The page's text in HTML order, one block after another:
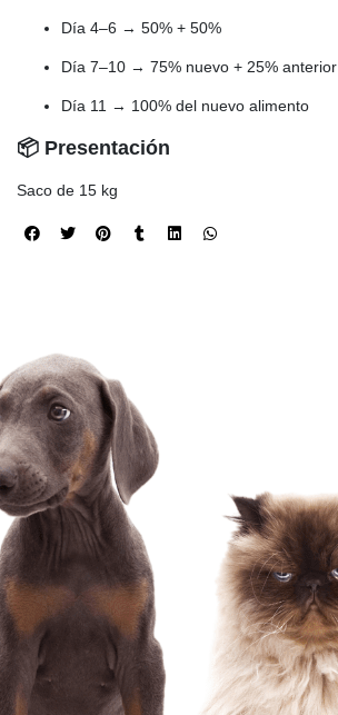
Día 4–6 → 50% + 50%
Día 7–10 → 75% nuevo + 25% anterior
Día 11 → 100% del nuevo alimento
📦 Presentación
Saco de 15 kg